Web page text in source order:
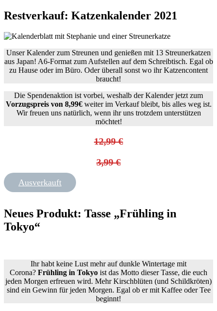
Restverkauf: Katzenkalender 2021
Unser Kalender zum Streunen und genießen mit 13 Streunerkatzen
aus Japan! A6-Format zum Aufstellen auf dem Schreibtisch. Egal ob
zu Hause oder im Büro. Oder überall sonst wo ihr Katzencontent
braucht!
Die Spendenaktion ist vorbei, weshalb der Kalender jetzt zum
Vorzugspreis von 8,99€weiter im Verkauf bleibt, bis alles weg ist.
Wir freuen uns natürlich, wenn ihr uns trotzdem unterstützen
möchtet!
12,99 €
3,99 €
Ausverkauft
Neues Produkt: Tasse „Frühling in
Tokyo“
Ihr habt keine Lust mehr auf dunkle Wintertage mit
Corona? Frühling in Tokyo ist das Motto dieser Tasse, die euch
jeden Morgen erfreuen wird. Mehr Kirschblüten (und Schildkröten)
sind ein Gewinn für jeden Morgen. Egal ob er mit Kaffee oder Tee
beginnt!